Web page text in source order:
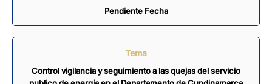
Pendiente Fecha
Tema
Control vigilancia y seguimiento a las quejas del servicio